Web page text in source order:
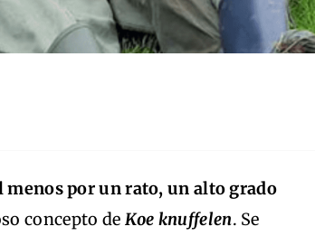
por un rato, un alto grado
concepto de Koe knuffelen. Se